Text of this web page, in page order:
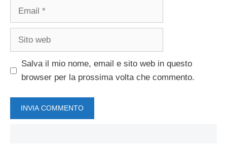
Email
Sito
Salva il mio nome, email e sito web in questo
browser per la prossima volta che commento.